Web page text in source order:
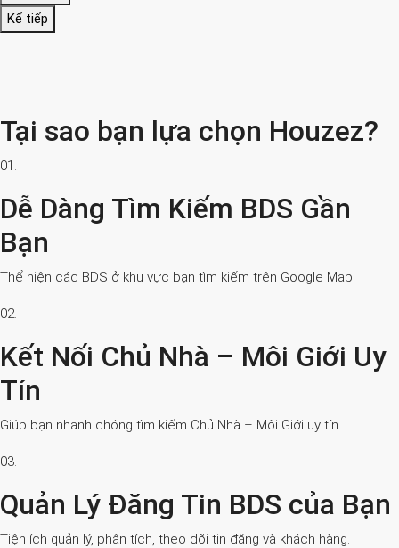
Kế tiếp
Tại sao bạn lựa chọn Houzez?
01.
Dễ Dàng Tìm Kiếm BDS Gần
Bạn
Thể hiện các BDS ở khu vực bạn tìm kiếm trên Google Map.
02.
Kết Nối Chủ Nhà – Môi Giới Uy
Tín
Giúp bạn nhanh chóng tìm kiếm Chủ Nhà – Môi Giới uy tín.
03.
Quản Lý Đăng Tin BDS của Bạn
Tiện ích quản lý, phân tích, theo dõi tin đăng và khách hàng.